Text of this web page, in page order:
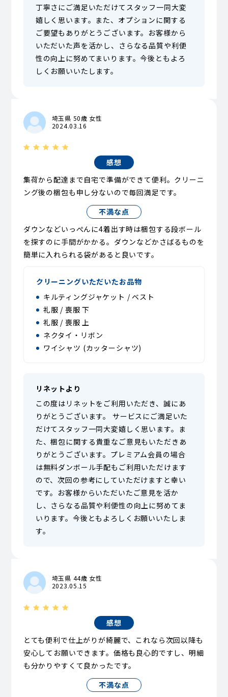
丁寧さにご満足いただけてスタッフ一同大変
嬉しく思います。また、オプションに関する
ご要望もありがとうございます。お客様から
いただいた声を活かし、さらなる品質や利便
性の向上に努めてまいります。今後ともよろ
しくお願いいたします。
埼玉県 50歳 女性
2024.03.16
感想
集荷から配達まで自宅で準備ができて便利。クリーニ
ング後の梱包も申し分ないので毎回満足です。
不満な点
ダウンなどいっぺんに4着出す時は梱包する段ボール
を探すのに手間がかかる。ダウンなどかさばるものを
簡単に入れられる袋があると良いです。
クリーニングいただいたお品物
キルティングジャケット / ベスト
礼服 / 喪服 下
礼服 / 喪服 上
ネクタイ・リボン
ワイシャツ (カッターシャツ)
リネットより
この度はリネットをご利用いただき、誠にあ
りがとうございます。 サービスにご満足いた
だけてスタッフ一同大変嬉しく思います。ま
た、梱包に関する貴重なご意見もいただきあ
りがとうございます。プレミアム会員の場合
は無料ダンボール手配もご利用いただけます
ので、次回の参考にしていただけますと幸い
です。お客様からいただいたご意見を活か
し、さらなる品質や利便性の向上に努めてま
いります。今後ともよろしくお願いいたしま
す。
埼玉県 44歳 女性
2023.05.15
感想
とても便利で仕上がりが綺麗で、これなら次回以降も
安心してお願いできます。価格も良心的ですし、明細
も分かりやすくて良かったです。
不満な点